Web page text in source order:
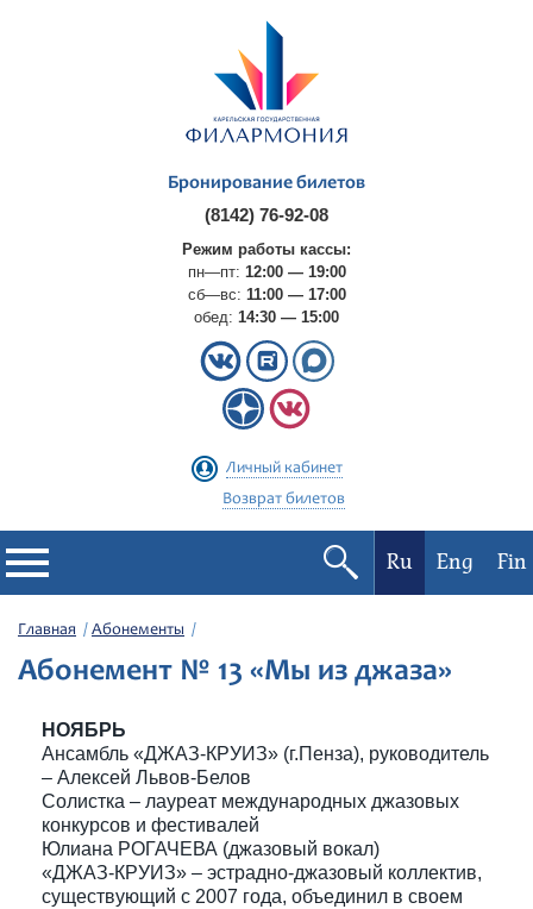
Бронирование билетов
(8142) 76-92-08
Режим работы кассы:
пн—пт: 12:00 — 19:00
сб—вс: 11:00 — 17:00
обед: 14:30 — 15:00
Личный кабинет
Возврат билетов
Филармония
Фестивали
Абонементы
Новости
Ru Eng Fin
Главная Абонементы
Абонемент № 13 «Мы из джаза»
НОЯБРЬ
Ансамбль «ДЖАЗ-КРУИЗ» (г.Пенза), руководитель
– Алексей Львов-Белов
Солистка – лауреат международных джазовых
конкурсов и фестивалей
Юлиана РОГАЧЕВА (джазовый вокал)
«ДЖАЗ-КРУИЗ» – эстрадно-джазовый коллектив,
существующий с 2007 года, объединил в своем